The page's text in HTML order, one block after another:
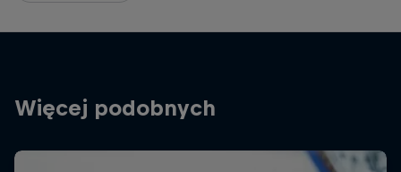
Więcej podobnych